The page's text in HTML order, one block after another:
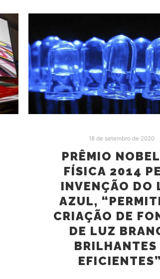
18 de setembro de 2020
PRÊMIO
FÍSICA 2014
INVENÇÃO DO
AZUL,
CRIAÇÃO DE
DE LUZ
BRILHANTES